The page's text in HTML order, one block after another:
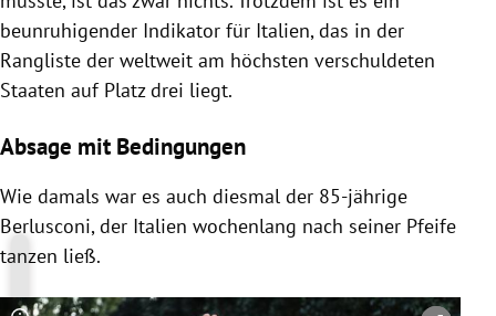
beunruhigender Indikator für Italien, das in der
Rangliste der weltweit am höchsten verschuldeten
Staaten auf Platz drei liegt.
Absage mit Bedingungen
Wie damals war es auch diesmal der 85-jährige
Berlusconi, der Italien wochenlang nach seiner Pfeife
tanzen ließ.